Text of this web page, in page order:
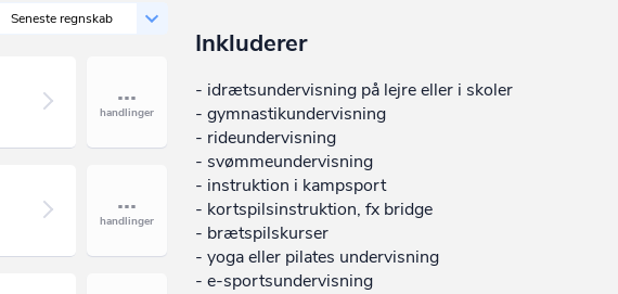
Seneste regnskab
Inkluderer
- idrætsundervisning på lejre eller i skoler
- gymnastikundervisning
- rideundervisning
- svømmeundervisning
- instruktion i kampsport
- kortspilsinstruktion, fx bridge
- brætspilskurser
- yoga eller pilates undervisning
- e-sportsundervisning